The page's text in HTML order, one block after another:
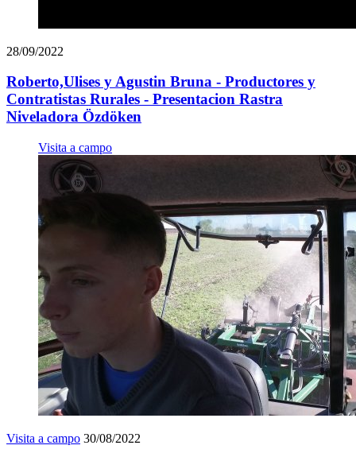
28/09/2022
Roberto,Ulises y Agustin Bruna - Productores y
Contratistas Rurales - Presentacion Rastra
Niveladora Özdöken
Visita a campo
Visita a campo 30/08/2022